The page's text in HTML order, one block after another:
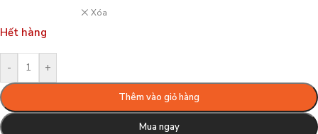
Xóa
Hết hàng
- +
Thêm vào giỏ hàng
Mua ngay